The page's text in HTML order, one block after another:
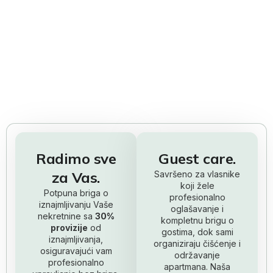
Radimo sve
za Vas.
Potpuna briga o
iznajmljivanju Vaše
nekretnine sa 30%
provizije od
iznajmljivanja,
osiguravajući vam
profesionalno
Guest care.
Savršeno za vlasnike
koji žele
profesionalno
oglašavanje i
kompletnu brigu o
gostima, dok sami
organiziraju čišćenje i
održavanje
apartmana. Naša